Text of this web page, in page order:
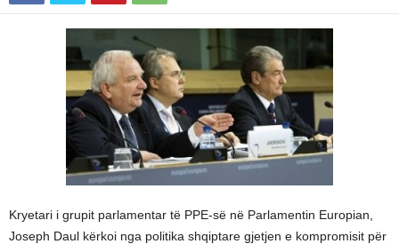
Kryetari i grupit parlamentar të PPE-së në Parlamentin Europian,
Joseph Daul kërkoi nga politika shqiptare gjetjen e kompromisit për